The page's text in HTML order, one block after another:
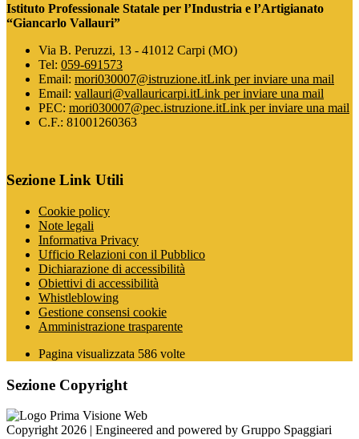
Istituto Professionale Statale per l’Industria e l’Artigianato
“Giancarlo Vallauri”
Via B. Peruzzi, 13 - 41012 Carpi (MO)
Tel: 059-691573
Email: mori030007@istruzione.itLink per inviare una mail
Email: vallauri@vallauricarpi.itLink per inviare una mail
PEC: mori030007@pec.istruzione.itLink per inviare una mail
C.F.: 81001260363
Sezione Link Utili
Cookie policy
Note legali
Informativa Privacy
Ufficio Relazioni con il Pubblico
Dichiarazione di accessibilità
Obiettivi di accessibilità
Whistleblowing
Gestione consensi cookie
Amministrazione trasparente
Pagina visualizzata 586 volte
Sezione Copyright
Copyright 2026 | Engineered and powered by Gruppo Spaggiari